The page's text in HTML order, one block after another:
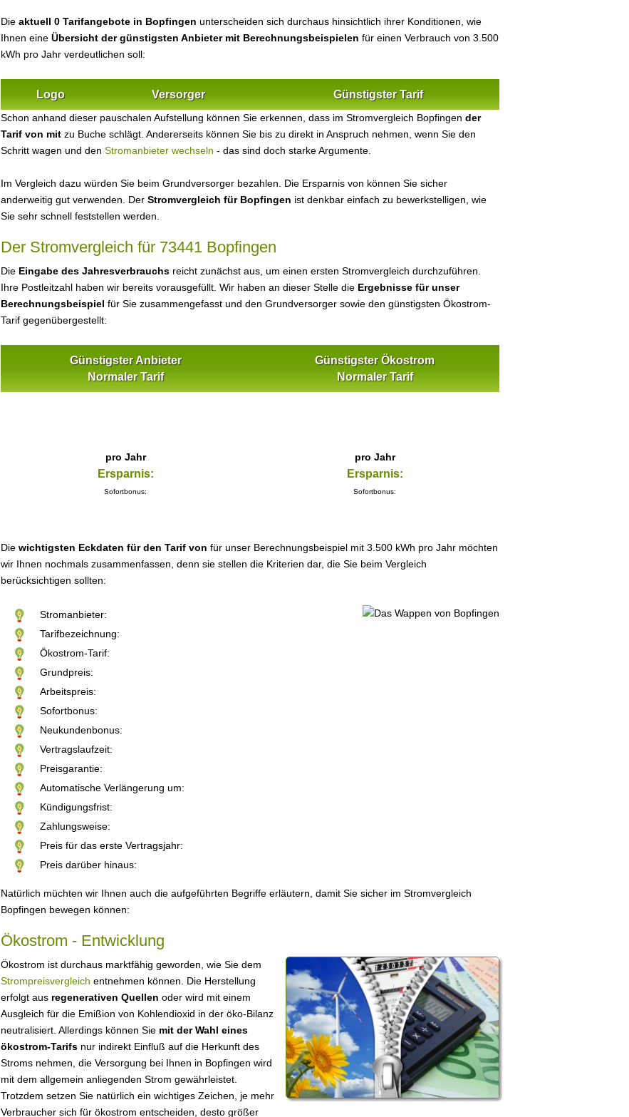
Die aktuell 0 Tarifangebote in Bopfingen unterscheiden sich durchaus hinsichtlich ihrer Konditionen, wie
Ihnen eine Übersicht der günstigsten Anbieter mit Berechnungsbeispielen für einen Verbrauch von 3.500
kWh pro Jahr verdeutlichen soll:
Logo Versorger Günstigster Tarif
Schon anhand dieser pauschalen Aufstellung können Sie erkennen, dass im Stromvergleich Bopfingen der
Tarif von mit zu Buche schlägt. Andererseits können Sie bis zu direkt in Anspruch nehmen, wenn Sie den
Schritt wagen und den Stromanbieter wechseln - das sind doch starke Argumente.
Im Vergleich dazu würden Sie beim Grundversorger bezahlen. Die Ersparnis von können Sie sicher
anderweitig gut verwenden. Der Stromvergleich für Bopfingen ist denkbar einfach zu bewerkstelligen, wie
Sie sehr schnell feststellen werden.
Der Stromvergleich für 73441 Bopfingen
Die Eingabe des Jahresverbrauchs reicht zunächst aus, um einen ersten Stromvergleich durchzuführen.
Ihre Postleitzahl haben wir bereits vorausgefüllt. Wir haben an dieser Stelle die Ergebnisse für unser
Berechnungsbeispiel für Sie zusammengefasst und den Grundversorger sowie den günstigsten Ökostrom-
Tarif gegenübergestellt:
Günstigster Anbieter
Normaler Tarif
Günstigster Ökostrom
Normaler Tarif
pro Jahr
Ersparnis:
Sofortbonus:
pro Jahr
Ersparnis:
Sofortbonus:
Die wichtigsten Eckdaten für den Tarif von für unser Berechnungsbeispiel mit 3.500 kWh pro Jahr möchten
wir Ihnen nochmals zusammenfassen, denn sie stellen die Kriterien dar, die Sie beim Vergleich
berücksichtigen sollten:
Stromanbieter:
Tarifbezeichnung:
Ökostrom-Tarif:
Grundpreis:
Arbeitspreis:
Sofortbonus:
Neukundenbonus:
Vertragslaufzeit:
Preisgarantie:
Automatische Verlängerung um:
Kündigungsfrist:
Zahlungsweise:
Preis für das erste Vertragsjahr:
Preis darüber hinaus:
Natürlich müchten wir Ihnen auch die aufgeführten Begriffe erläutern, damit Sie sicher im Stromvergleich
Bopfingen bewegen können:
Ökostrom - Entwicklung
Ökostrom ist durchaus marktfähig geworden, wie Sie dem
Strompreisvergleich entnehmen können. Die Herstellung
erfolgt aus regenerativen Quellen oder wird mit einem
Ausgleich für die Emißion von Kohlendioxid in der öko-Bilanz
neutralisiert. Allerdings können Sie mit der Wahl eines
ökostrom-Tarifs nur indirekt Einfluß auf die Herkunft des
Stroms nehmen, die Versorgung bei Ihnen in Bopfingen wird
mit dem allgemein anliegenden Strom gewährleistet.
Trotzdem setzen Sie natürlich ein wichtiges Zeichen, je mehr
Verbraucher sich für ökostrom entscheiden, desto größer